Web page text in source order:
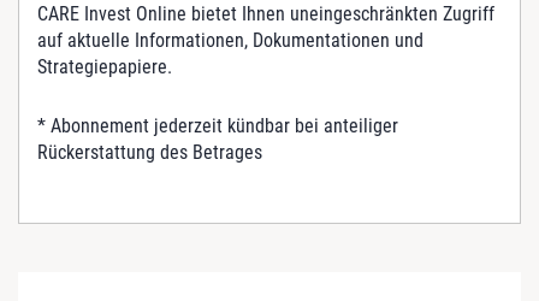
CARE Invest Online bietet Ihnen uneingeschränkten Zugriff
auf aktuelle Informationen, Dokumentationen und
Strategiepapiere.
* Abonnement jederzeit kündbar bei anteiliger
Rückerstattung des Betrages